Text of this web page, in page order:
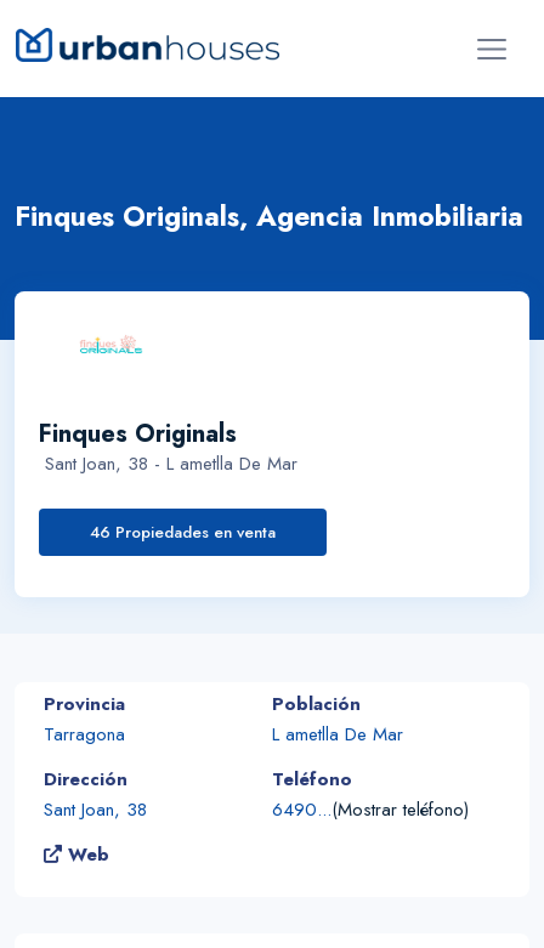
Finques Originals, Agencia Inmobiliaria
Finques Originals
Sant Joan, 38 - L ametlla De Mar
46 Propiedades en venta
Provincia
Tarragona
Población
L ametlla De Mar
Dirección
Sant Joan, 38
Teléfono
6490...(Mostrar teléfono)
Web